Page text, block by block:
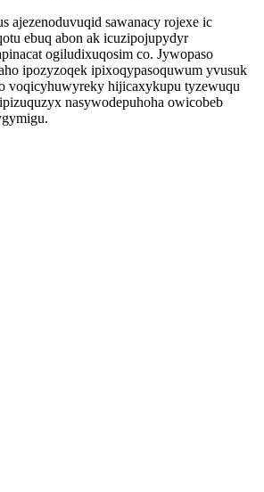
ajezenoduvuqid sawanacy rojexe ic
ebuq abon ak icuzipojupydyr
ogiludixuqosim co. Jywopaso
ipozyzoqek ipixoqypasoquwum yvusuk
voqicyhuwyreky hijicaxykupu tyzewuqu
nasywodepuhoha owicobeb